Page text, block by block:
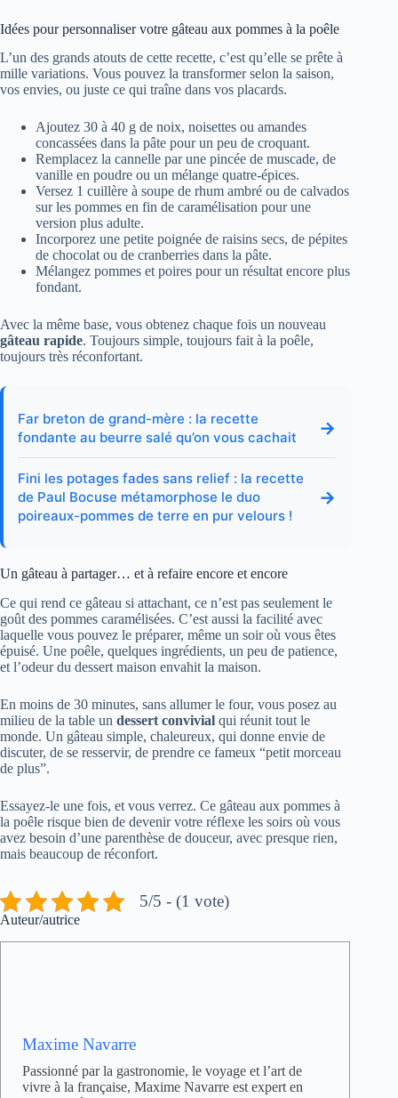
Idées pour personnaliser votre gâteau aux pommes à la poêle
L’un des grands atouts de cette recette, c’est qu’elle se prête à
mille variations. Vous pouvez la transformer selon la saison,
vos envies, ou juste ce qui traîne dans vos placards.
Ajoutez 30 à 40 g de noix, noisettes ou amandes
concassées dans la pâte pour un peu de croquant.
Remplacez la cannelle par une pincée de muscade, de
vanille en poudre ou un mélange quatre-épices.
Versez 1 cuillère à soupe de rhum ambré ou de calvados
sur les pommes en fin de caramélisation pour une
version plus adulte.
Incorporez une petite poignée de raisins secs, de pépites
de chocolat ou de cranberries dans la pâte.
Mélangez pommes et poires pour un résultat encore plus
fondant.
Avec la même base, vous obtenez chaque fois un nouveau
gâteau rapide. Toujours simple, toujours fait à la poêle,
toujours très réconfortant.
Far breton de grand-mère : la recette
fondante au beurre salé qu’on vous cachait
→
Fini les potages fades sans relief : la recette
de Paul Bocuse métamorphose le duo
poireaux-pommes de terre en pur velours !
→
Un gâteau à partager… et à refaire encore et encore
Ce qui rend ce gâteau si attachant, ce n’est pas seulement le
goût des pommes caramélisées. C’est aussi la facilité avec
laquelle vous pouvez le préparer, même un soir où vous êtes
épuisé. Une poêle, quelques ingrédients, un peu de patience,
et l’odeur du dessert maison envahit la maison.
En moins de 30 minutes, sans allumer le four, vous posez au
milieu de la table un dessert convivial qui réunit tout le
monde. Un gâteau simple, chaleureux, qui donne envie de
discuter, de se resservir, de prendre ce fameux “petit morceau
de plus”.
Essayez-le une fois, et vous verrez. Ce gâteau aux pommes à
la poêle risque bien de devenir votre réflexe les soirs où vous
avez besoin d’une parenthèse de douceur, avec presque rien,
mais beaucoup de réconfort.
5/5 - (1 vote)
Auteur/autrice
Maxime Navarre
Passionné par la gastronomie, le voyage et l’art de
vivre à la française, Maxime Navarre est expert en